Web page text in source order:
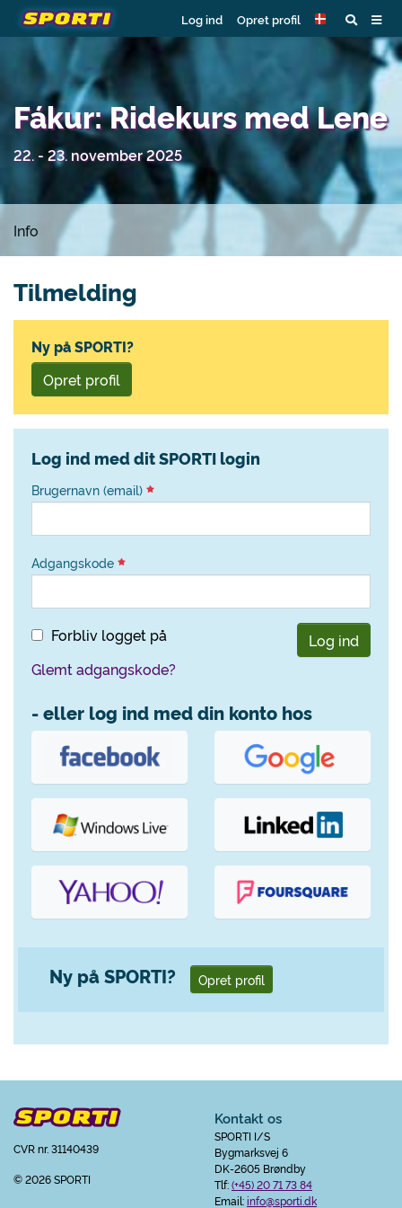
Log ind Opret profil
Fákur: Ridekurs med Lene
22. - 23. november 2025
Info
Tilmelding
Ny på SPORTI?
Opret profil
Log ind med dit SPORTI login
Brugernavn (email)
Adgangskode
Forbliv logget på
Log ind
Glemt adgangskode?
- eller log ind med din konto hos
Ny på SPORTI? Opret profil
CVR nr. 31140439
© 2026 SPORTI
Kontakt os
SPORTI I/S
Bygmarksvej 6
DK-2605 Brøndby
Tlf:(+45) 20 71 73 84
Email:info@sporti.dk